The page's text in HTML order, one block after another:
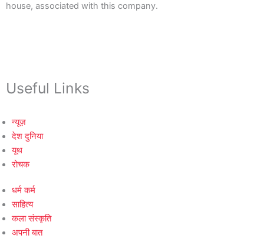
house, associated with this company.
Useful Links
न्यूज़
देश दुनिया
यूथ
रोचक
धर्म कर्म
साहित्य
कला संस्कृति
अपनी बात